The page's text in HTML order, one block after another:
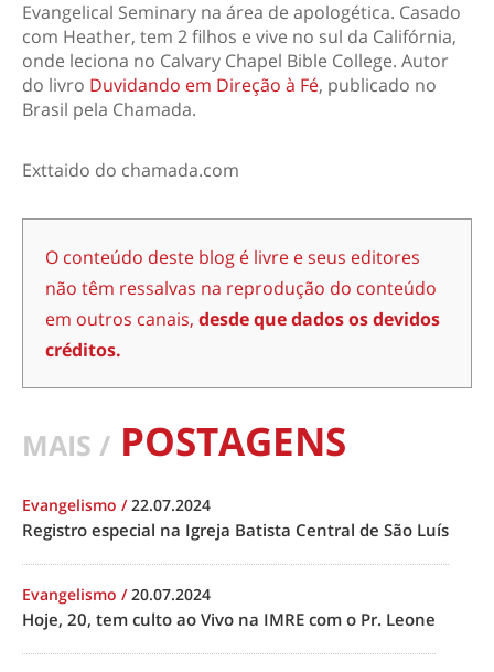
Evangelical Seminary na área de apologética. Casado
com Heather, tem 2 filhos e vive no sul da Califórnia,
onde leciona no Calvary Chapel Bible College. Autor
do livro Duvidando em Direção à Fé, publicado no
Brasil pela Chamada.
Exttaido do chamada.com
O conteúdo deste blog é livre e seus editores
não têm ressalvas na reprodução do conteúdo
em outros canais, desde que dados os devidos
créditos.
MAIS / POSTAGENS
Evangelismo /22.07.2024
Registro especial na Igreja Batista Central de São Luís
Evangelismo /20.07.2024
Hoje, 20, tem culto ao Vivo na IMRE com o Pr. Leone